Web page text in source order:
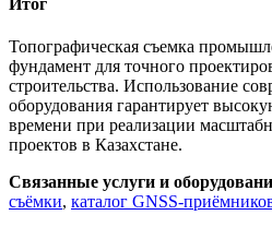
Топографическая съемка
фундамент для точного
строительства. Использование
оборудования гарантирует
времени при реализации
проектов в Казахстане.
Связанные услуги и
съёмки, каталог GNSS-